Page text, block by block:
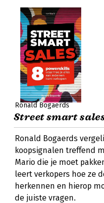
Ronald Bogaerds
Street smart
Ronald Bogaerds
koopsignalen treffend
Mario die je moet
leert verkopers hoe ze
herkennen en hierop
de juiste vragen.